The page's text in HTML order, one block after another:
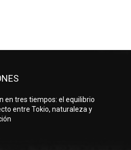
en tres tiempos: el equilibrio
entre Tokio, naturaleza y